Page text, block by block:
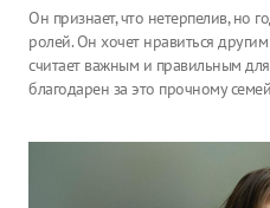
Он признает, что нетерпелив, но
ролей. Он хочет нравиться
считает важным и правильным
благодарен за это прочному